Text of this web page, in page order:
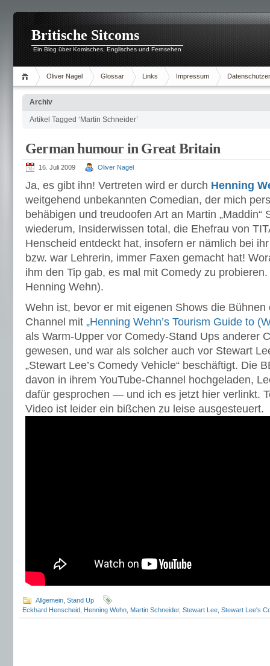
Britische Sitcoms
Ein Blog über Komisches, Englisches und Fernsehen
Oliver Nagel Glossar Links Impressum
Archiv
Artikel Tagged ‘Martin Schneider’
German humour in Great Britain
16. Juli 2009 Oliver Nagel
Ja, es gibt ihn! Vertreten wird er durch Henning
weitgehend unbekannten Comedian, der mich
behäbigen und treudoofen Art an Martin „Maddin“
wiederum, Insiderwissen total, die Ehefrau von
Henscheid entdeckt hat, insofern er nämlich bei
bzw. war Lehrerin, immer Faxen gemacht hat!
ihm den Tip gab, es mal mit Comedy zu
Henning Wehn).
Wehn ist, bevor er mit eigenen Shows die Bühnen
Channel mit „Henning Wehn’s Tourism Guide to
als Warm-Upper vor Comedy-Stand Ups anderer
gewesen, und war als solcher auch vor Stewart
„Stewart Lee’s Comedy Vehicle“ beschäftigt. Die
davon in ihrem YouTube-Channel hochgeladen,
dafür gesprochen — und ich es jetzt hier verlinkt.
Video ist leider ein bißchen zu leise ausgesteuert.
Allgemein Stand Up
Eckhard Henscheid Henning Wehn Martin Schneider, Stewart Lee Stewart Lee's